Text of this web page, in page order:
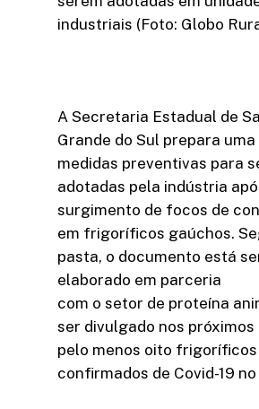
industriais (Foto: Globo
A Secretaria Estadual de
Grande do Sul prepara uma
medidas preventivas para
adotadas pela indústria
surgimento de focos de
em frigoríficos gaúchos.
pasta, o documento está
elaborado em parceria
com o setor de proteína
ser divulgado nos próximos
pelo menos oito
confirmados de Covid-19